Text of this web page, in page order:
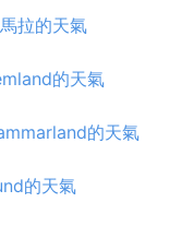
拉的天氣
的天氣
的天氣
的天氣